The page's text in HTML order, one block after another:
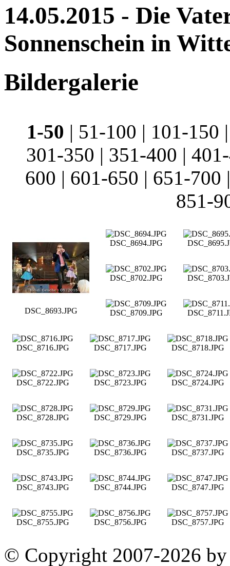
14.05.2015 - Die
Sonnenschein in
Bildergalerie
1-50 | 51-100 | 101-150
301-350 | 351-400 |
600 | 601-650 | 651-700
851-
DSC_8693.JPG
DSC_8694.JPG
DSC_8702.JPG
DSC_8709.JPG
DSC_8716.JPG DSC_8717.JPG DSC_8718.JPG
DSC_8722.JPG DSC_8723.JPG DSC_8724.JPG
DSC_8728.JPG DSC_8729.JPG DSC_8731.JPG
DSC_8735.JPG DSC_8736.JPG DSC_8737.JPG
DSC_8743.JPG DSC_8744.JPG DSC_8747.JPG
DSC_8755.JPG DSC_8756.JPG DSC_8757.JPG
© Copyright 2007-2026 by